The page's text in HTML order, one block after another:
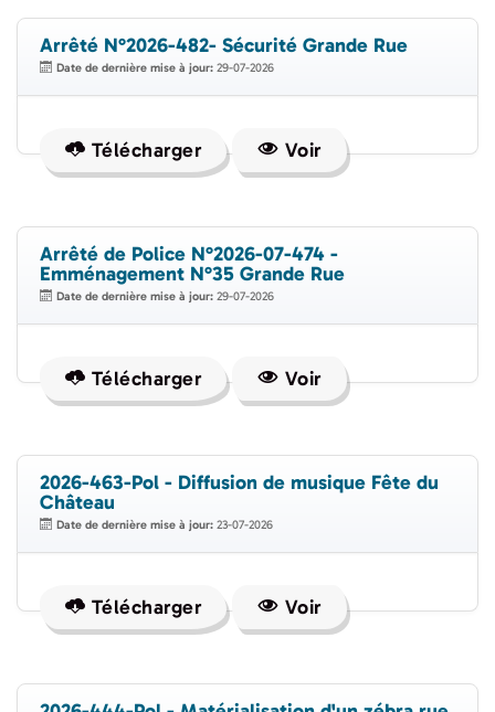
Arrêté N°2026-482- Sécurité Grande Rue
Date de dernière mise à jour: 29-07-2026
Télécharger Voir
Arrêté de Police N°2026-07-474 -
Emménagement N°35 Grande Rue
Date de dernière mise à jour: 29-07-2026
Télécharger Voir
2026-463-Pol - Diffusion de musique Fête du
Château
Date de dernière mise à jour: 23-07-2026
Télécharger Voir